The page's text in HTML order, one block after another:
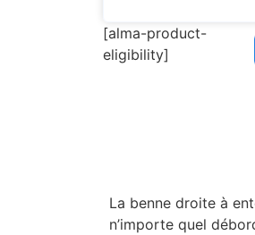
[alma-product-
eligibility]
La benne droite à
n’importe quel